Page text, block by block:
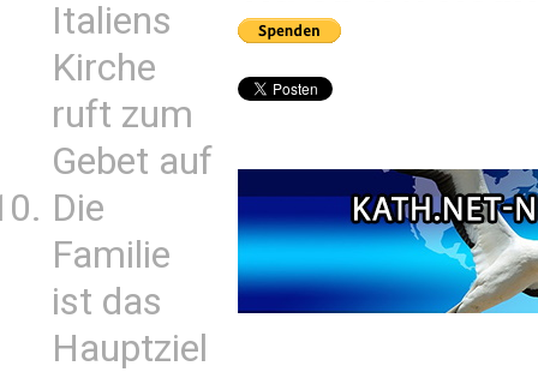
Italiens
Kirche
ruft zum
Gebet auf
Die
Familie
ist das
Hauptziel